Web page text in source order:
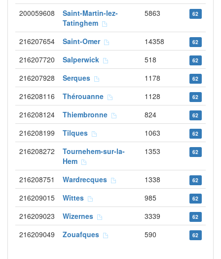
200059608
Saint-Martin-lez-
Tatinghem
5863 62
216207654 Saint-Omer 14358 62
216207720 Salperwick 518 62
216207928 Serques 1178 62
216208116 Thérouanne 1128 62
216208124 Thiembronne 824 62
216208199 Tilques 1063 62
216208272
Tournehem-sur-la-
Hem
1353 62
216208751 Wardrecques 1338 62
216209015 Wittes 985 62
216209023 Wizernes 3339 62
216209049 Zouafques 590 62